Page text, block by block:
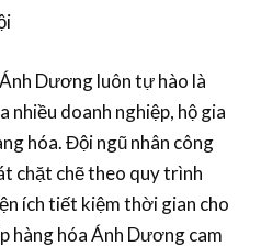
Dương luôn tự hào là
nhiều doanh nghiệp, hộ gia
hóa. Đội ngũ nhân công
chặt chẽ theo quy trình
ích tiết kiệm thời gian cho
hàng hóa Ánh Dương cam